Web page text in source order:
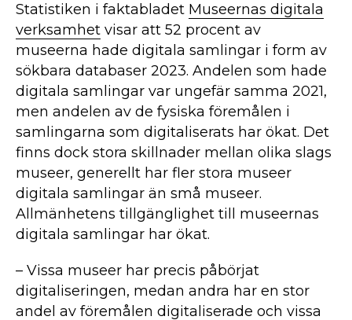
Statistiken i faktabladet Museernas digitala
verksamhet visar att 52 procent av
museerna hade digitala samlingar i form av
sökbara databaser 2023. Andelen som hade
digitala samlingar var ungefär samma 2021,
men andelen av de fysiska föremålen i
samlingarna som digitaliserats har ökat. Det
finns dock stora skillnader mellan olika slags
museer, generellt har fler stora museer
digitala samlingar än små museer.
Allmänhetens tillgänglighet till museernas
digitala samlingar har ökat.
– Vissa museer har precis påbörjat
digitaliseringen, medan andra har en stor
andel av föremålen digitaliserade och vissa